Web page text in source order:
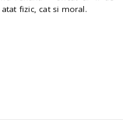
fizic, cat si moral.